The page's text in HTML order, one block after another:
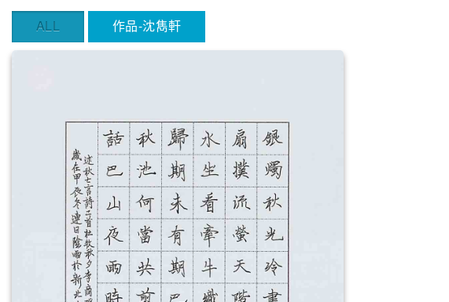
ALL 作品-沈雋軒